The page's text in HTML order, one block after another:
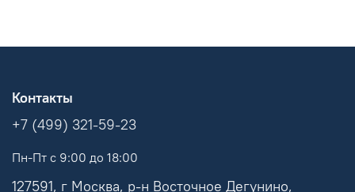
Контакты
+7 (499) 321-59-23
Пн-Пт с 9:00 до 18:00
127591, г Москва, р-н Восточное Дегунино,